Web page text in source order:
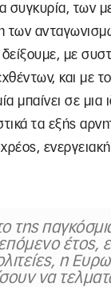
των
των
με
και με
μπαίνει σε μια
τα εξής
της
έτος,
η
να